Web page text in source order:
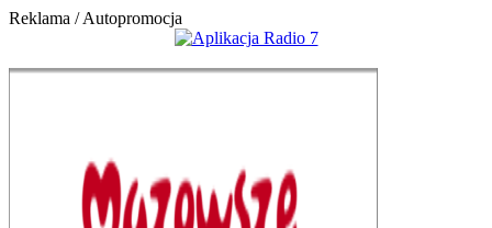
Reklama / Autopromocja